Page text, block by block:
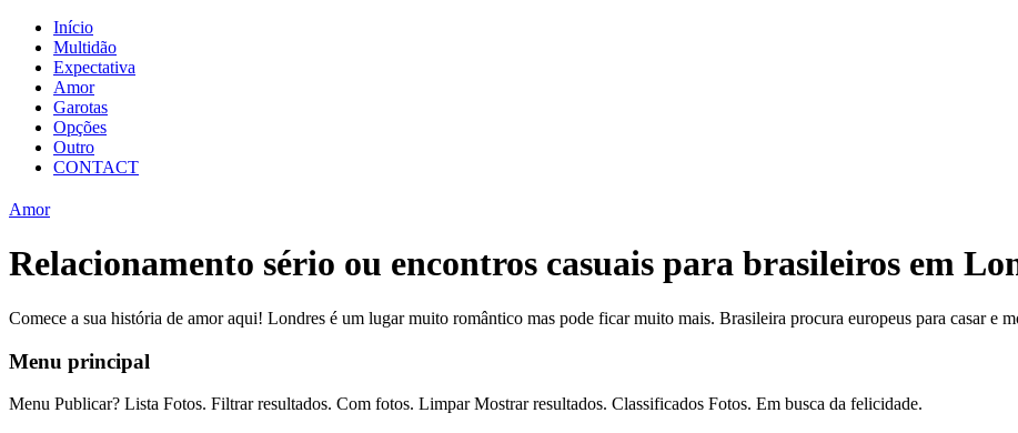
Início
Multidão
Expectativa
Amor
Garotas
Opções
Outro
CONTACT
Amor
Relacionamento sério ou encontros casuais para brasileiros em
Comece a sua história de amor aqui! Londres é um lugar muito romântico mas pode ficar muito mais. Brasileira procura europeus para casar e
Menu principal
Menu Publicar? Lista Fotos. Filtrar resultados. Com fotos. Limpar Mostrar resultados. Classificados Fotos. Em busca da felicidade.